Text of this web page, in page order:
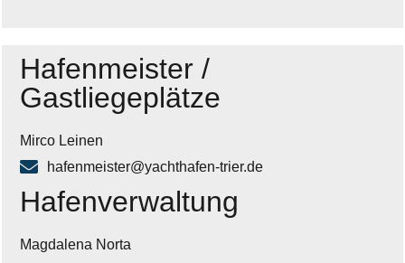
Hafenmeister /
Gastliegeplätze
Mirco Leinen
hafenmeister@yachthafen-trier.de
Hafenverwaltung
Magdalena Norta